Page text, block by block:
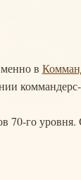
в
го уровня.